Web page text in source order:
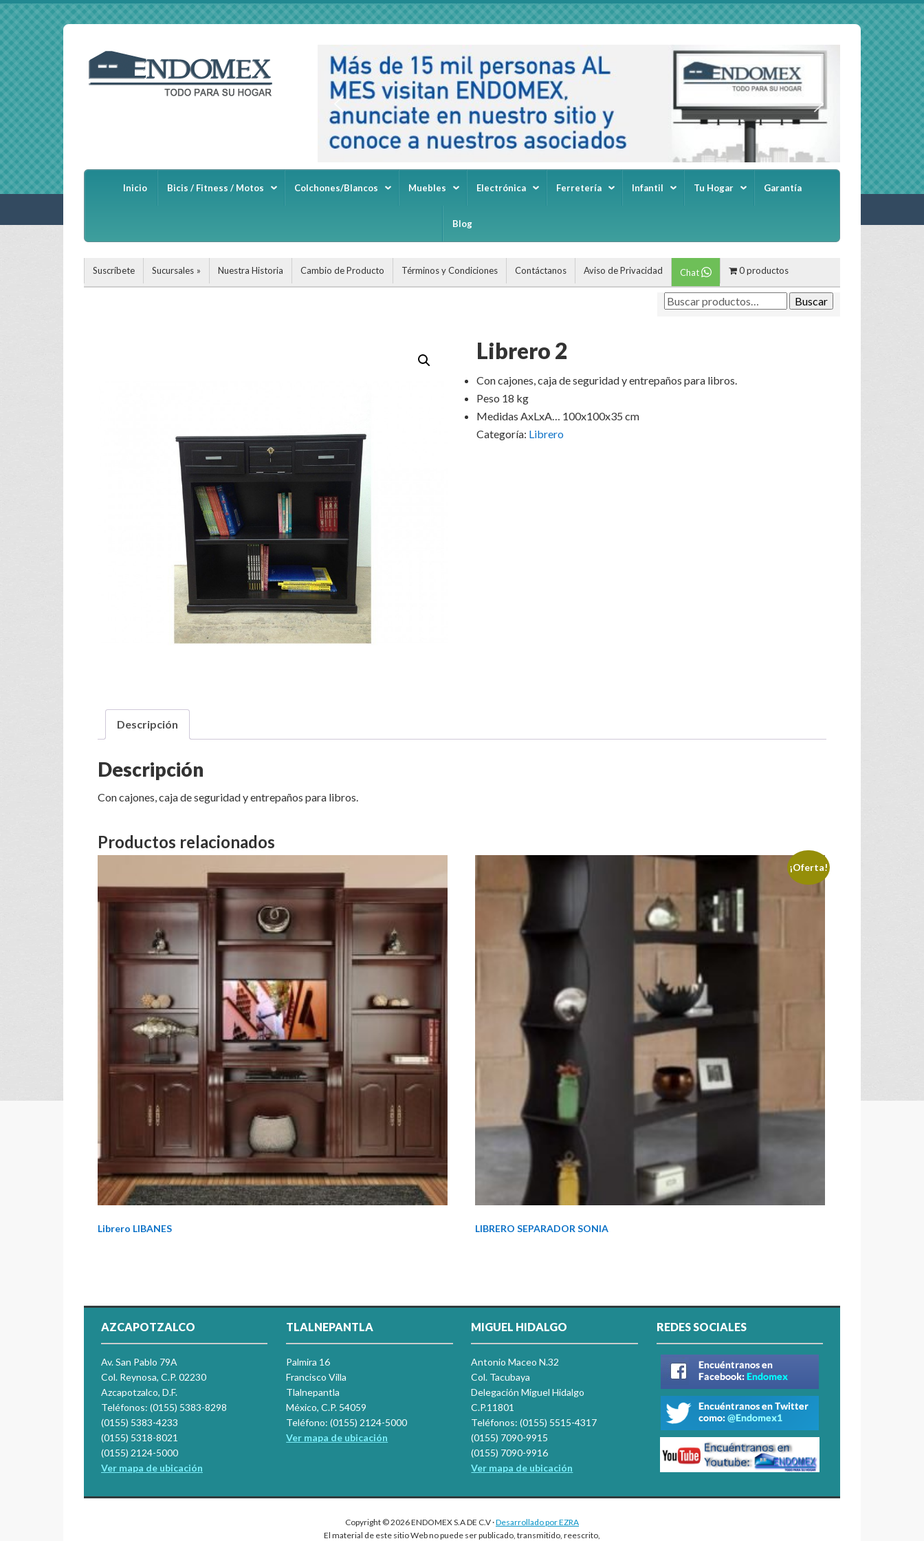
Inicio Bicis / Fitness / Motos Colchones/Blancos Muebles Electrónica Ferretería Infantil Tu Hogar Garantía
Blog
Suscríbete Sucursales Nuestra Historia Cambio de Producto Términos y Condiciones Contáctanos Aviso de Privacidad Chat 0 productos
Buscar
Librero 2
Con cajones, caja de seguridad y entrepaños para libros.
Peso 18 kg
Medidas AxLxA… 100x100x35 cm
Categoría: Librero
Descripción
Descripción
Con cajones, caja de seguridad y entrepaños para libros.
Productos relacionados
Librero LIBANES
¡Oferta!
LIBRERO SEPARADOR SONIA
AZCAPOTZALCO
Av. San Pablo 79A
Col. Reynosa, C.P. 02230
Azcapotzalco, D.F.
Teléfonos: (0155) 5383-8298
(0155) 5383-4233
(0155) 5318-8021
(0155) 2124-5000
Ver mapa de ubicación
TLALNEPANTLA
Palmira 16
Francisco Villa
Tlalnepantla
México, C.P. 54059
Teléfono: (0155) 2124-5000
Ver mapa de ubicación
MIGUEL HIDALGO
Antonio Maceo N.32
Col. Tacubaya
Delegación Miguel Hidalgo
C.P.11801
Teléfonos: (0155) 5515-4317
(0155) 7090-9915
(0155) 7090-9916
Ver mapa de ubicación
REDES SOCIALES
Copyright © 2026 ENDOMEX S.A DE C.V ·Desarrollado por EZRA
El material de este sitio Web no puede ser publicado, transmitido, reescrito,